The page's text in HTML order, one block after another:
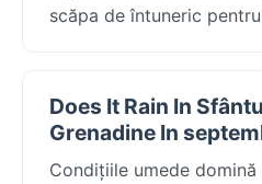
scăpa de întuneric
Does It Rain In
Grenadine In
Condițiile umede